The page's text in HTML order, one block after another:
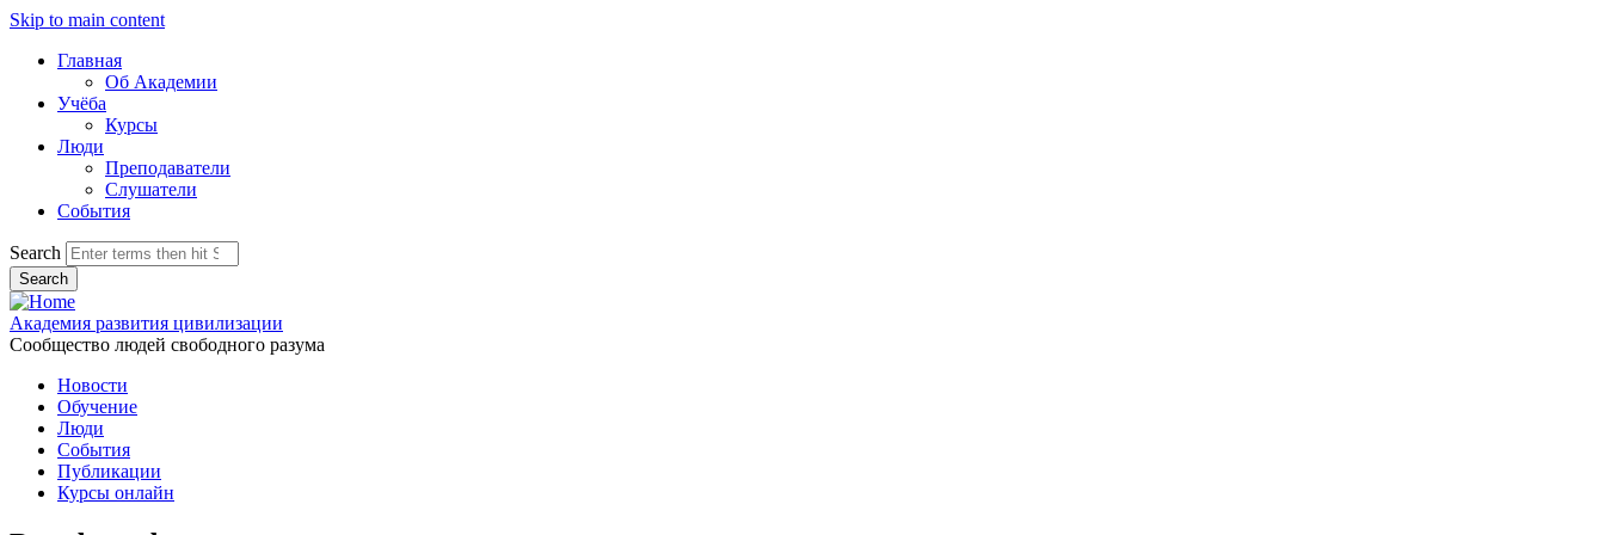
Skip to main content
Главная
Об Академии
Учёба
Курсы
Люди
Преподаватели
Слушатели
События
Search
Академия развития цивилизации
Сообщество людей свободного разума
Новости
Обучение
Люди
События
Публикации
Курсы онлайн